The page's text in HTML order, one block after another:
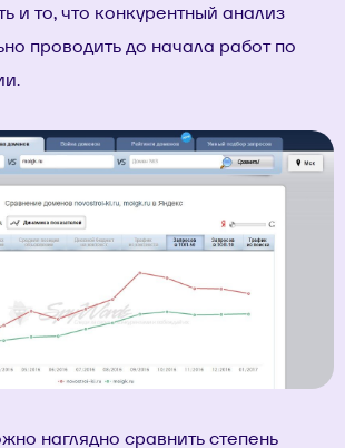
и то, что конкурентный анализ
проводить до начала работ по
наглядно сравнить степень